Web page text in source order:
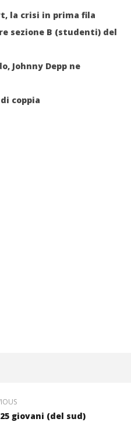
la crisi in prima fila
sezione B (studenti) del
Johnny Depp ne
coppia
giovani (del sud)